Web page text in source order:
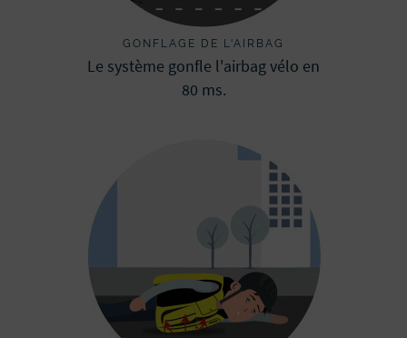
GONFLAGE DE L'AIRBAG
Le système gonfle l'airbag vélo en
80 ms.